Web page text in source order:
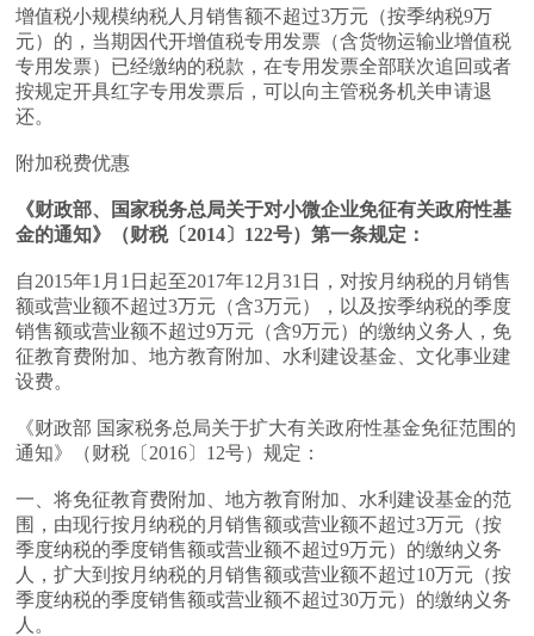
增值税小规模纳税人月销售额不超过3万元（按季纳税9万
元）的，当期因代开增值税专用发票（含货物运输业增值税
专用发票）已经缴纳的税款，在专用发票全部联次追回或者
按规定开具红字专用发票后，可以向主管税务机关申请退
还。
附加税费优惠
《财政部、国家税务总局关于对小微企业免征有关政府性基
金的通知》（财税〔2014〕122号）第一条规定：
自2015年1月1日起至2017年12月31日，对按月纳税的月销售
额或营业额不超过3万元（含3万元），以及按季纳税的季度
销售额或营业额不超过9万元（含9万元）的缴纳义务人，免
征教育费附加、地方教育附加、水利建设基金、文化事业建
设费。
《财政部 国家税务总局关于扩大有关政府性基金免征范围的
通知》（财税〔2016〕12号）规定：
一、将免征教育费附加、地方教育附加、水利建设基金的范
围，由现行按月纳税的月销售额或营业额不超过3万元（按
季度纳税的季度销售额或营业额不超过9万元）的缴纳义务
人，扩大到按月纳税的月销售额或营业额不超过10万元（按
季度纳税的季度销售额或营业额不超过30万元）的缴纳义务
人。